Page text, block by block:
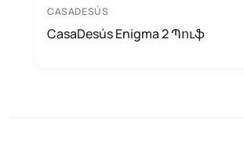
CASADESÚS
CasaDesús Enigma 2 Պուֆ